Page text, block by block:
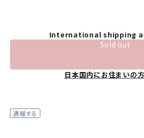
International shipping
Sold out
日本国内にお住まいの
通報する